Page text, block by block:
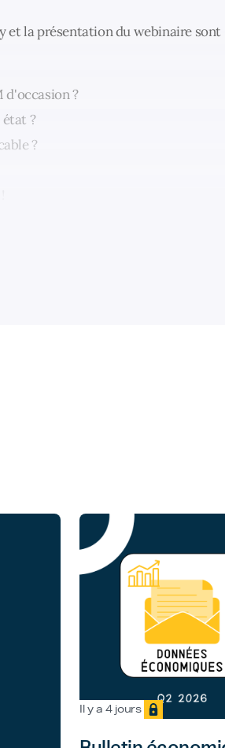
et la présentation du webinaire sont
?
?
?
Il y a 4 jours